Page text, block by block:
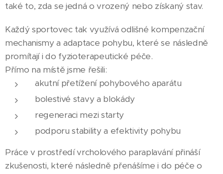
také to, zda se jedná o vrozený nebo získaný stav.
Každý sportovec tak využívá odlišné kompenzační
mechanismy a adaptace pohybu, které se následně
promítají i do fyzioterapeutické péče.
Přímo na místě jsme řešili:
akutní přetížení pohybového aparátu
bolestivé stavy a blokády
regeneraci mezi starty
podporu stability a efektivity pohybu
Práce v prostředí vrcholového paraplavání přináší
zkušenosti, které následně přenášíme i do péče o